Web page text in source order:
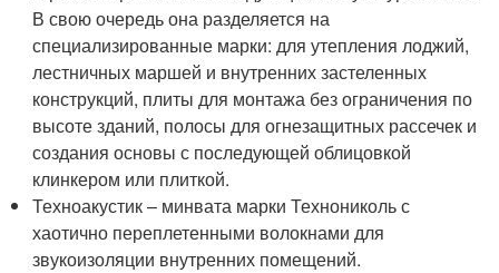
В свою очередь она разделяется на
специализированные марки: для утепления лоджий,
лестничных маршей и внутренних застеленных
конструкций, плиты для монтажа без ограничения по
высоте зданий, полосы для огнезащитных рассечек и
создания основы с последующей облицовкой
клинкером или плиткой.
Техноакустик – минвата марки Технониколь с
хаотично переплетенными волокнами для
звукоизоляции внутренних помещений.